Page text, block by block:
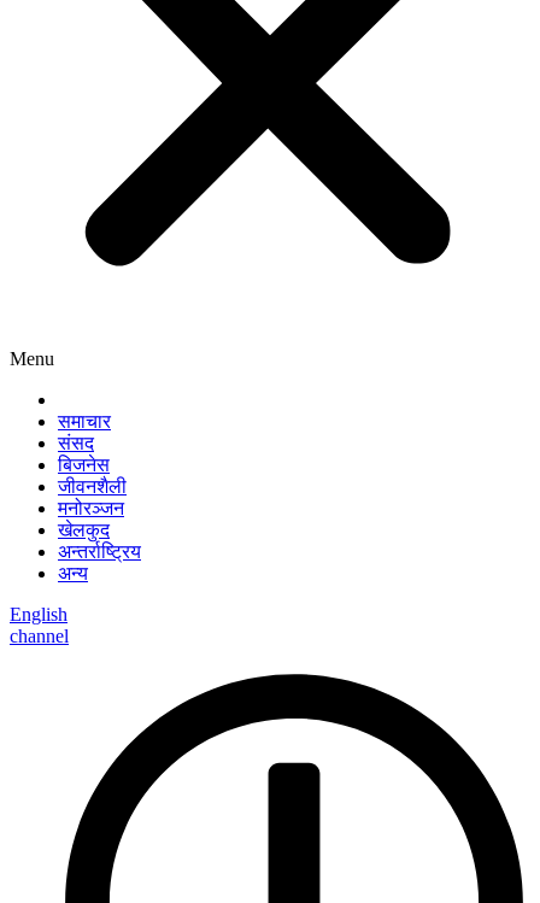
Menu
समाचार
संसद
बिजनेस
जीवनशैली
मनोरञ्जन
खेलकुद
अन्तर्राष्ट्रिय
अन्य
English
channel